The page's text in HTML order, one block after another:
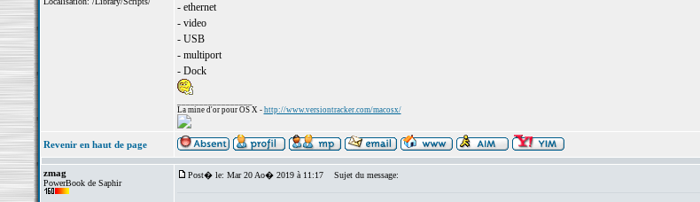
- ethernet
- video
- USB
- multiport
- Dock
La mine d'or pour OS X - http://www.versiontracker.com/macosx/
Revenir en haut de page
zmag
PowerBook de Saphir
Post� le: Mar 20 Ao� 2019 à 11:17 Sujet du message: